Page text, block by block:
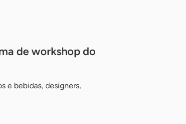
de workshop do
e bebidas, designers,